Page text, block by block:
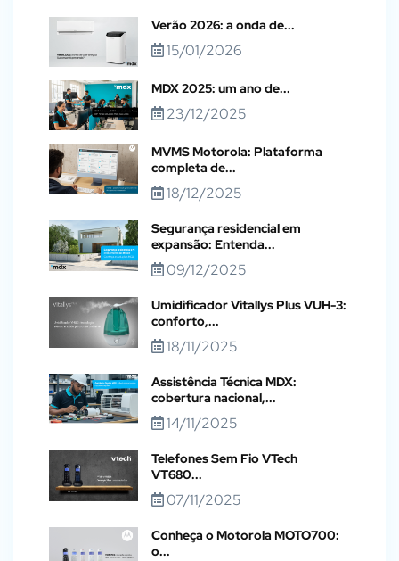
Verão 2026: a onda de...
15/01/2026
MDX 2025: um ano de...
23/12/2025
MVMS Motorola: Plataforma
completa de...
18/12/2025
Segurança residencial em
expansão: Entenda...
09/12/2025
Umidificador Vitallys Plus VUH-3:
conforto,...
18/11/2025
Assistência Técnica MDX:
cobertura nacional,...
14/11/2025
Telefones Sem Fio VTech
VT680...
07/11/2025
Conheça o Motorola MOTO700:
o...